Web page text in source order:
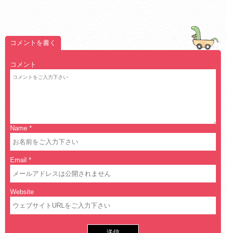
コメントを書く
コメント
Name *
Email *
Website